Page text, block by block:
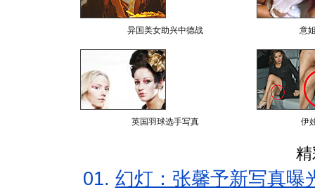
异国美女助兴中德战 意
英国羽球选手写真 伊
01. 幻灯：张馨予新写真曝